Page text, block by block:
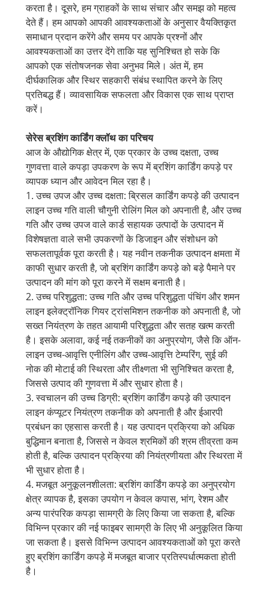
करता है। दूसरे, हम ग्राहकों के साथ संचार और समझ को महत्व
देते हैं। हम आपको आपकी आवश्यकताओं के अनुसार वैयक्तिकृत
समाधान प्रदान करेंगे और समय पर आपके प्रश्नों और
आवश्यकताओं का उत्तर देंगे ताकि यह सुनिश्चित हो सके कि
आपको एक संतोषजनक सेवा अनुभव मिले। अंत में, हम
दीर्घकालिक और स्थिर सहकारी संबंध स्थापित करने के लिए
प्रतिबद्ध हैं। व्यावसायिक सफलता और विकास एक साथ प्राप्त
करें।
सेरेस ब्रशिंग कार्डिंग क्लॉथ का परिचय
आज के औद्योगिक क्षेत्र में, एक प्रकार के उच्च दक्षता, उच्च
गुणवत्ता वाले कपड़ा उपकरण के रूप में ब्रशिंग कार्डिंग कपड़े पर
व्यापक ध्यान और आवेदन मिल रहा है।
1. उच्च उपज और उच्च दक्षता: ब्रिसल कार्डिंग कपड़े की उत्पादन
लाइन उच्च गति वाली चौगुनी रोलिंग मिल को अपनाती है, और उच्च
गति और उच्च उपज वाले कार्ड सहायक उत्पादों के उत्पादन में
विशेषज्ञता वाले सभी उपकरणों के डिजाइन और संशोधन को
सफलतापूर्वक पूरा करती है। यह नवीन तकनीक उत्पादन क्षमता में
काफी सुधार करती है, जो ब्रशिंग कार्डिंग कपड़े को बड़े पैमाने पर
उत्पादन की मांग को पूरा करने में सक्षम बनाती है।
2. उच्च परिशुद्धता: उच्च गति और उच्च परिशुद्धता पंचिंग और शमन
लाइन इलेक्ट्रॉनिक गियर ट्रांसमिशन तकनीक को अपनाती है, जो
सख्त नियंत्रण के तहत आयामी परिशुद्धता और सतह खत्म करती
है। इसके अलावा, कई नई तकनीकों का अनुप्रयोग, जैसे कि ऑन-
लाइन उच्च-आवृत्ति एनीलिंग और उच्च-आवृत्ति टेम्परिंग, सुई की
नोक की मोटाई की स्थिरता और तीक्ष्णता भी सुनिश्चित करता है,
जिससे उत्पाद की गुणवत्ता में और सुधार होता है।
3. स्वचालन की उच्च डिग्री: ब्रशिंग कार्डिंग कपड़े की उत्पादन
लाइन कंप्यूटर नियंत्रण तकनीक को अपनाती है और ईआरपी
प्रबंधन का एहसास करती है। यह उत्पादन प्रक्रिया को अधिक
बुद्धिमान बनाता है, जिससे न केवल श्रमिकों की श्रम तीव्रता कम
होती है, बल्कि उत्पादन प्रक्रिया की नियंत्रणीयता और स्थिरता में
भी सुधार होता है।
4. मजबूत अनुकूलनशीलता: ब्रशिंग कार्डिंग कपड़े का अनुप्रयोग
क्षेत्र व्यापक है, इसका उपयोग न केवल कपास, भांग, रेशम और
अन्य पारंपरिक कपड़ा सामग्री के लिए किया जा सकता है, बल्कि
विभिन्न प्रकार की नई फाइबर सामग्री के लिए भी अनुकूलित किया
जा सकता है। इससे विभिन्न उत्पादन आवश्यकताओं को पूरा करते
हुए ब्रशिंग कार्डिंग कपड़े में मजबूत बाजार प्रतिस्पर्धात्मकता होती
है।